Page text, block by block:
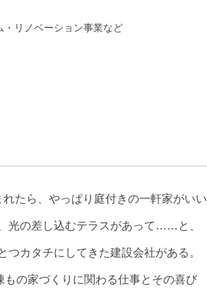
リノベーション事業など
たら、やっぱり庭付きの一軒家がいい
光の差し込むテラスがあって……と、
カタチにしてきた建設会社がある。
の家づくりに関わる仕事とその喜び